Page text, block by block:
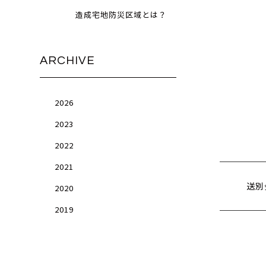
送
造成宅地防災区域とは？
ARCHIVE
2026
2023
2022
2021
2020
2019